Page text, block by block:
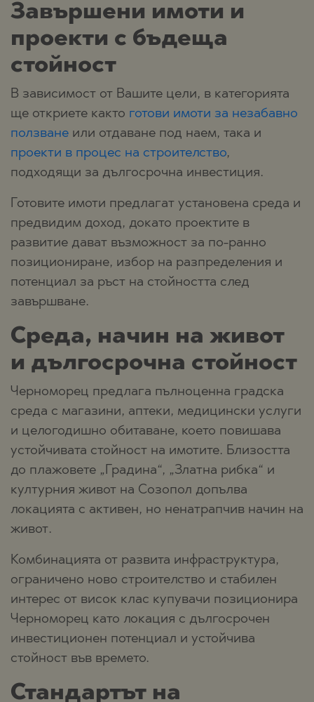
Завършени имоти и
проекти с бъдеща
стойност
В зависимост от Вашите цели, в категорията
ще откриете както готови имоти за незабавно
ползване или отдаване под наем, така и
проекти в процес на строителство,
подходящи за дългосрочна инвестиция.
Готовите имоти предлагат установена среда и
предвидим доход, докато проектите в
развитие дават възможност за по-ранно
позициониране, избор на разпределения и
потенциал за ръст на стойността след
завършване.
Среда, начин на живот
и дългосрочна стойност
Черноморец предлага пълноценна градска
среда с магазини, аптеки, медицински услуги
и целогодишно обитаване, което повишава
устойчивата стойност на имотите. Близостта
до плажовете „Градина“, „Златна рибка“ и
културния живот на Созопол допълва
локацията с активен, но ненатрапчив начин на
живот.
Комбинацията от развита инфраструктура,
ограничено ново строителство и стабилен
интерес от висок клас купувачи позиционира
Черноморец като локация с дългосрочен
инвестиционен потенциал и устойчива
стойност във времето.
Стандартът на